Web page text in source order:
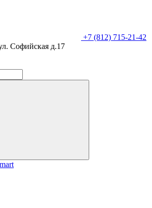
+7 (812) 715-21-42
Софийская д.17